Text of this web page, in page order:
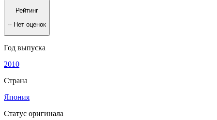
Рейтинг
-- Нет оценок
Год выпуска
2010
Страна
Япония
Статус оригинала